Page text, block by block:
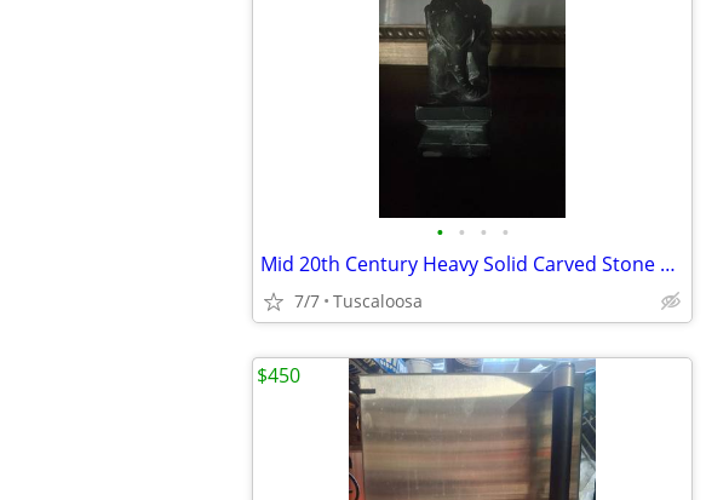
• • • •
Mid 20th Century Heavy Solid Carved Stone Elephant Sculpture Etched Designs
7/7 Tuscaloosa
$450